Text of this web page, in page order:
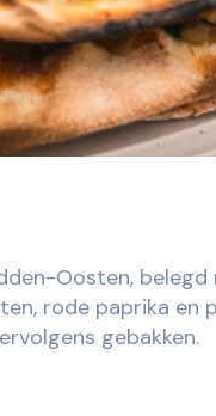
Oosten,
rode paprika en
gebakken.